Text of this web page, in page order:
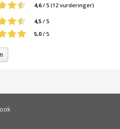
4,6/ 5 (12 vurderinger)
4,5 / 5
5,0/ 5